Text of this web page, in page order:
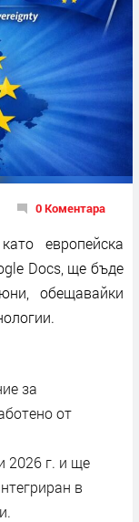
0 Коментара
европейска
Docs, ще бъде
обещавайки
за
от
2026 г. и ще
в